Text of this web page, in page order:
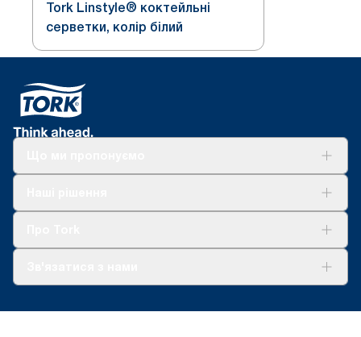
Tork Linstyle® коктейльні
серветки, колір білий
(+38) 044 490 55 66